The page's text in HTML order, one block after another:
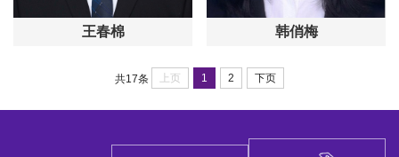
王春棉 韩俏梅
共17条 上页 1 2 下页